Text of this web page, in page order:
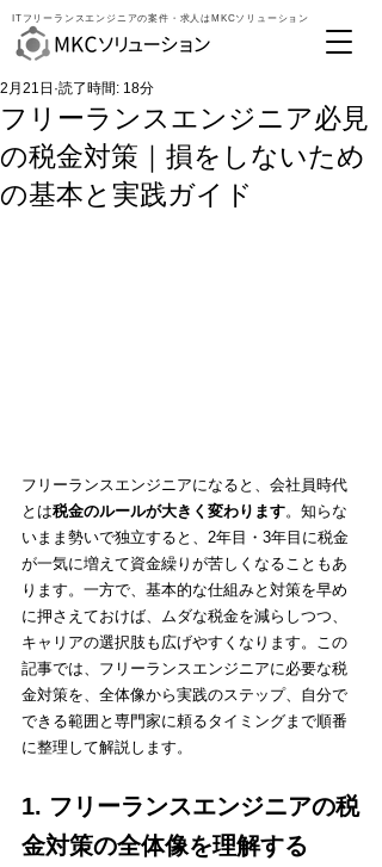
ITフリーランスエンジニアの案件・求人はMKCソリューション
フリーランスエンジニア必見
の税金対策｜損をしないため
の基本と実践ガイド
2月21日 読了時間: 18分
フリーランスエンジニアになると、会社員時代
とは税金のルールが大きく変わります。知らな
いまま勢いで独立すると、2年目・3年目に税金
が一気に増えて資金繰りが苦しくなることもあ
ります。一方で、基本的な仕組みと対策を早め
に押さえておけば、ムダな税金を減らしつつ、
キャリアの選択肢も広げやすくなります。この
記事では、フリーランスエンジニアに必要な税
金対策を、全体像から実践のステップ、自分で
できる範囲と専門家に頼るタイミングまで順番
に整理して解説します。
1. フリーランスエンジニアの税
金対策の全体像を理解する